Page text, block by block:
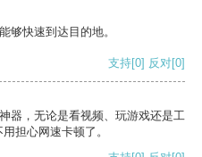
够快速到达目的地。
支持[0] 反对[0]
器，无论是看视频、玩游戏还是工
担心网速卡顿了。